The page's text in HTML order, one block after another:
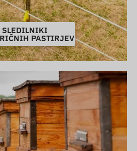
SLEDILNIKI
PASTIRJEV